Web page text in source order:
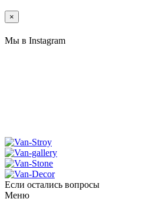
×
Мы в Instagram
Если остались вопросы
Меню